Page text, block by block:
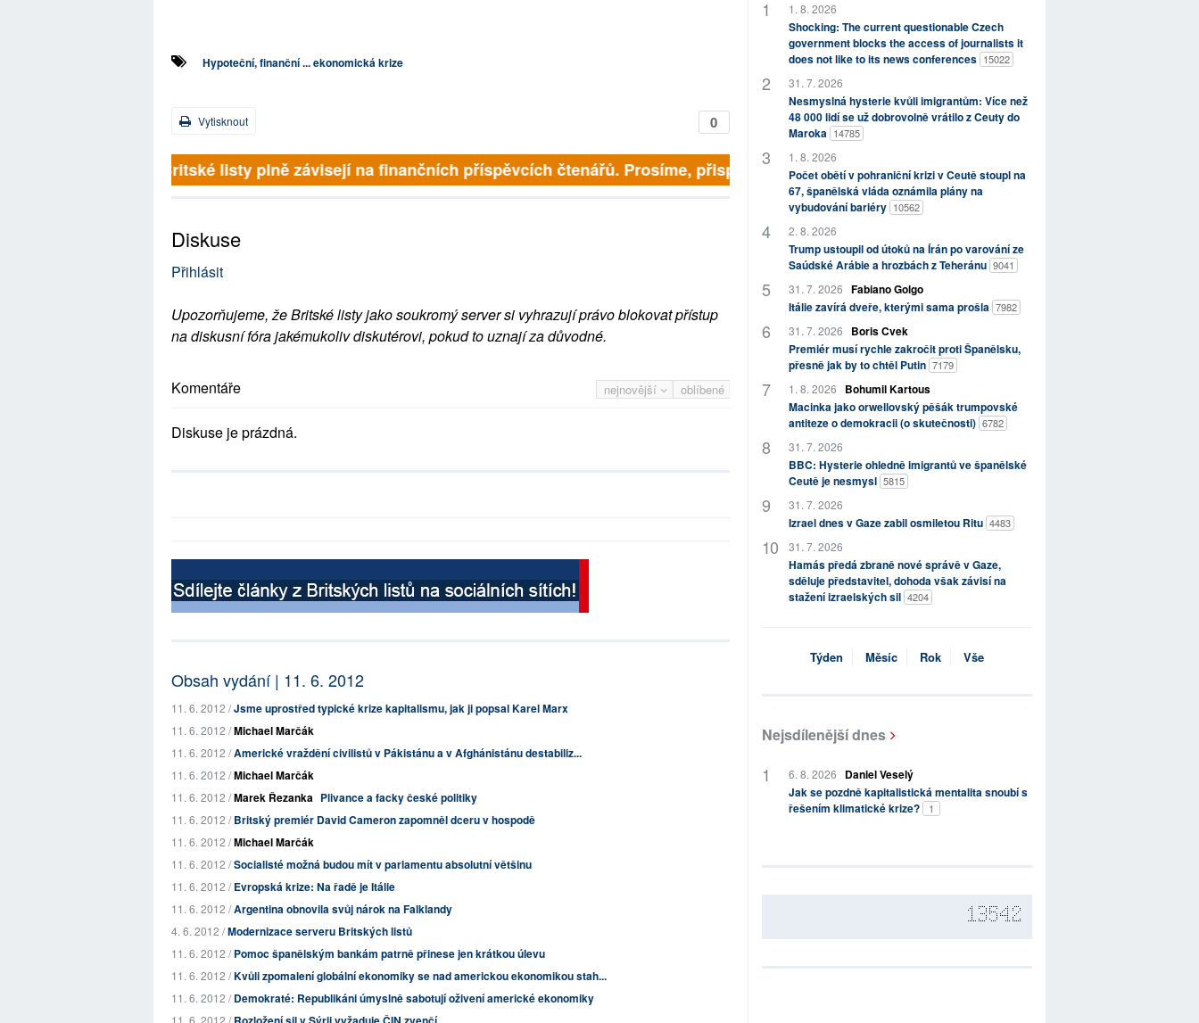
Hypoteční, finanční ... ekonomická krize
0
Vytisknout
Britské listy plně závisejí na finančních příspěvcích čtenářů. Prosíme, přispějte. ➥
Diskuse
Přihlásit
Upozorňujeme, že Britské listy jako soukromý server si vyhrazují právo blokovat přístup
na diskusní fóra jakémukoliv diskutérovi, pokud to uznají za důvodné.
nejnovější oblíbené
Komentáře
Diskuse je prázdná.
Obsah vydání | 11. 6. 2012
11. 6. 2012 /Jsme uprostřed typické krize kapitalismu, jak ji popsal Karel Marx
11. 6. 2012 /Michael Marčák
11. 6. 2012 /Americké vraždění civilistů v Pákistánu a v Afghánistánu destabiliz...
11. 6. 2012 /Michael Marčák
11. 6. 2012 /Marek Řezanka Plivance a facky české politiky
11. 6. 2012 /Britský premiér David Cameron zapomněl dceru v hospodě
11. 6. 2012 /Michael Marčák
11. 6. 2012 /Socialisté možná budou mít v parlamentu absolutní většinu
11. 6. 2012 /Evropská krize: Na řadě je Itálie
11. 6. 2012 /Argentina obnovila svůj nárok na Falklandy
4. 6. 2012 /Modernizace serveru Britských listů
11. 6. 2012 /Pomoc španělským bankám patrně přinese jen krátkou úlevu
11. 6. 2012 /Kvůli zpomalení globální ekonomiky se nad americkou ekonomikou stah...
11. 6. 2012 /Demokraté: Republikáni úmyslně sabotují oživení americké ekonomiky
11. 6. 2012 /
1. 8. 2026
Shocking: The current questionable Czech
government blocks the access of journalists it
does not like to its news conferences 15022
31. 7. 2026
Nesmyslná hysterie kvůli imigrantům: Více než
48 000 lidí se už dobrovolně vrátilo z Ceuty do
Maroka 14785
1. 8. 2026
Počet obětí v pohraniční krizi v Ceutě stoupl na
67, španělská vláda oznámila plány na
vybudování bariéry 10562
2. 8. 2026
Trump ustoupil od útoků na Írán po varování ze
Saúdské Arábie a hrozbách z Teheránu 9041
31. 7. 2026 Fabiano Golgo
Itálie zavírá dveře, kterými sama prošla 7982
31. 7. 2026
Boris Cvek
Premiér musí rychle zakročit proti Španělsku,
přesně jak by to chtěl Putin 7179
1. 8. 2026
Bohumil Kartous
Macinka jako orwellovský pěšák trumpovské
antiteze o demokracii (o skutečnosti) 6782
31. 7. 2026
BBC: Hysterie ohledně imigrantů ve španělské
Ceutě je nesmysl 5815
31. 7. 2026
Izrael dnes v Gaze zabil osmiletou Ritu 4483
31. 7. 2026
Hamás předá zbraně nové správě v Gaze,
sděluje představitel, dohoda však závisí na
stažení izraelských sil 4204
Týden Měsíc Rok Vše
Nejsdílenější dnes
6. 8. 2026
Daniel Veselý
Jak se pozdně kapitalistická mentalita snoubí s
řešením klimatické krize?
1
13542